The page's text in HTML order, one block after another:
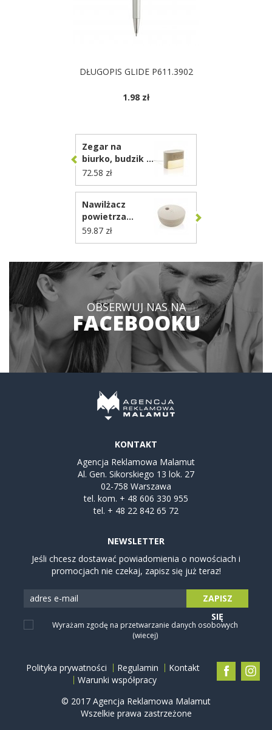
DŁUGOPIS GLIDE P611.3902
1.98 zł
Zegar na
biurko, budzik z
funkcją białego
szumu
P457.0019
72.58 zł
Nawilżacz
powietrza
Breevia
P457.0219
59.87 zł
OBSERWUJ NAS NA
FACEBOOKU
KONTAKT
Agencja Reklamowa Malamut
Al. Gen. Sikorskiego 13 lok. 27
02-758 Warszawa
tel. kom. + 48 606 330 955
tel. + 48 22 842 65 72
NEWSLETTER
Jeśli chcesz dostawać powiadomienia o nowościach i
promocjach nie czekaj, zapisz się już teraz!
Wyrażam zgodę na przetwarzanie danych osobowych
(wiecej)
ZAPISZ
SIĘ
Polityka prywatności Regulamin
Kontakt
Warunki współpracy
© 2017 Agencja Reklamowa Malamut
Wszelkie prawa zastrzeżone